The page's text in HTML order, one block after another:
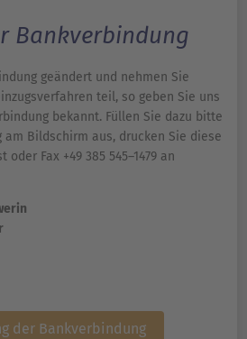
Bankverbindung
geändert und nehmen Sie
teil, so geben Sie uns
bekannt. Füllen Sie dazu bitte
am Bildschirm aus, drucken Sie diese
Fax +49 385 545–1479 an
der Bankverbindung